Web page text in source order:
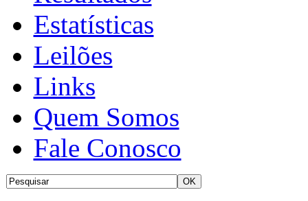
Estatísticas
Leilões
Links
Quem Somos
Fale Conosco